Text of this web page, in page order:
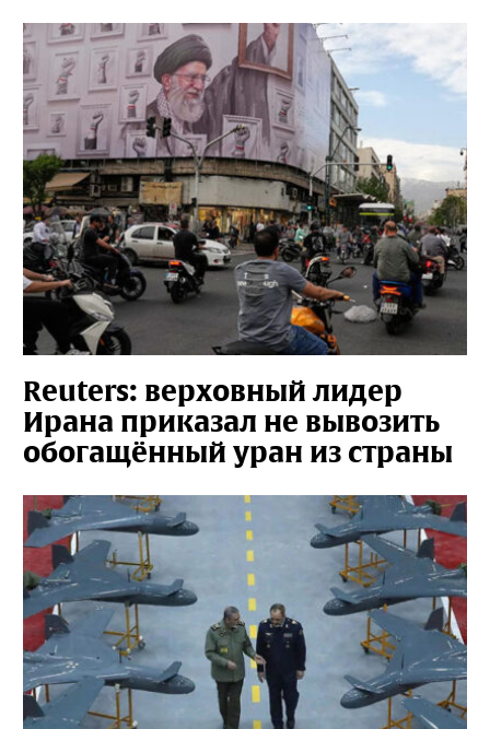
Reuters: верховный лидер
Ирана приказал не вывозить
обогащённый уран из страны